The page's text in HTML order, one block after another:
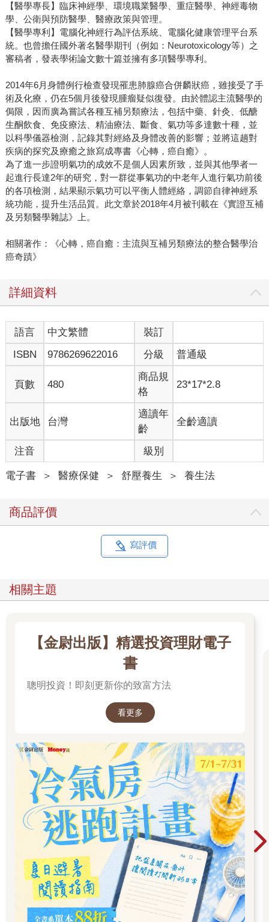
【醫學專長】臨床神經學、環境職業醫學、重症醫學、神經毒物
學、公衛與預防醫學、醫療政策與管理。
【醫學專利】電腦化神經行為評估系統、電腦化健康管理平台系
統。也曾擔任國外著名醫學期刊（例如：Neurotoxicology等）之
審稿者，發表學術論文數十篇並擁有多項醫學專利。
2014年6月身體例行檢查發現罹患肺腺癌合併麟狀癌，雖接受了手
術及化療，仍在5個月後發現腫瘤疑似復發。由於體認主流醫學的
侷限，因而廣為嘗試各種互補另類療法，包括中藥、針灸、低醣
生酮飲食、免疫療法、精油療法、斷食、氣功等多達數十種，並
以科學儀器檢測，記錄其對經絡及身體改善的影響；並將這趟對
疾病的探究及療癒之旅寫成專書《心轉，癌自癒》。
為了進一步證明氣功的成效不是個人因素所致，並與其他學者一
起進行長達2年的研究，對一群從事氣功的中老年人進行氣功前後
的各項檢測，結果顯示氣功可以平衡人體經絡，調節自律神經系
統功能，提升生活品質。此文章於2018年4月被刊載在《實證互補
及另類醫學雜誌》上。
相關著作：《心轉，癌自癒：主流與互補另類療法的整合醫學治
癌奇蹟》
詳細資料
語言 中文繁體
裝訂
ISBN
9786269622016 分級 普通級
頁數 480
商品規
格
23*17*2.8
出版地 台灣
適讀年
齡
全齡適讀
注音 級別
電子書 ＞ 醫療保健 ＞ 舒壓養生 ＞ 養生法
商品評價
寫評價
相關主題
【金尉出版】精選投資理財電子
書
聰明投資！即刻更新你的致富方法
看更多